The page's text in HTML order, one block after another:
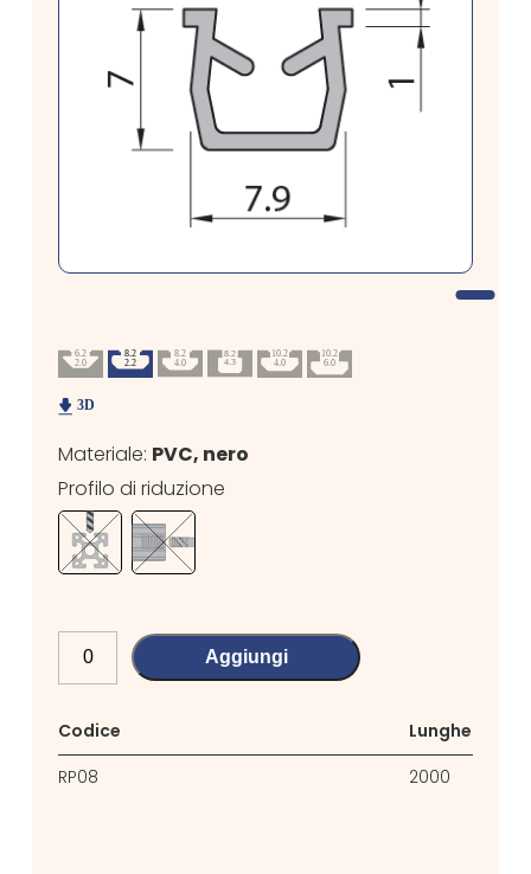
Materiale: PVC, nero
Profilo di riduzione
Aggiungi
Codice
RP08
Lunghezza
2000